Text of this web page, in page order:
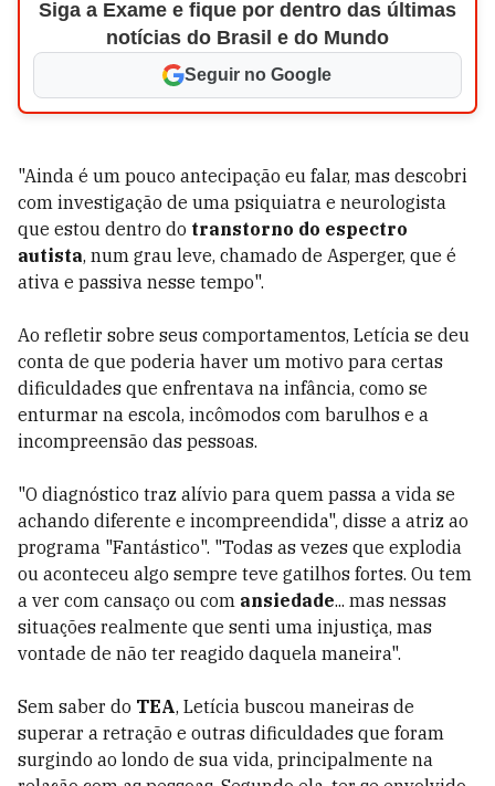
Siga a Exame e fique por dentro das últimas
notícias do Brasil e do Mundo
Seguir no Google
"Ainda é um pouco antecipação eu falar, mas descobri
com investigação de uma psiquiatra e neurologista
que estou dentro do transtorno do espectro
autista, num grau leve, chamado de Asperger, que é
ativa e passiva nesse tempo".
Ao refletir sobre seus comportamentos, Letícia se deu
conta de que poderia haver um motivo para certas
dificuldades que enfrentava na infância, como se
enturmar na escola, incômodos com barulhos e a
incompreensão das pessoas.
"O diagnóstico traz alívio para quem passa a vida se
achando diferente e incompreendida", disse a atriz ao
programa "Fantástico". "Todas as vezes que explodia
ou aconteceu algo sempre teve gatilhos fortes. Ou tem
a ver com cansaço ou com ansiedade... mas nessas
situações realmente que senti uma injustiça, mas
vontade de não ter reagido daquela maneira".
Sem saber do TEA, Letícia buscou maneiras de
superar a retração e outras dificuldades que foram
surgindo ao londo de sua vida, principalmente na